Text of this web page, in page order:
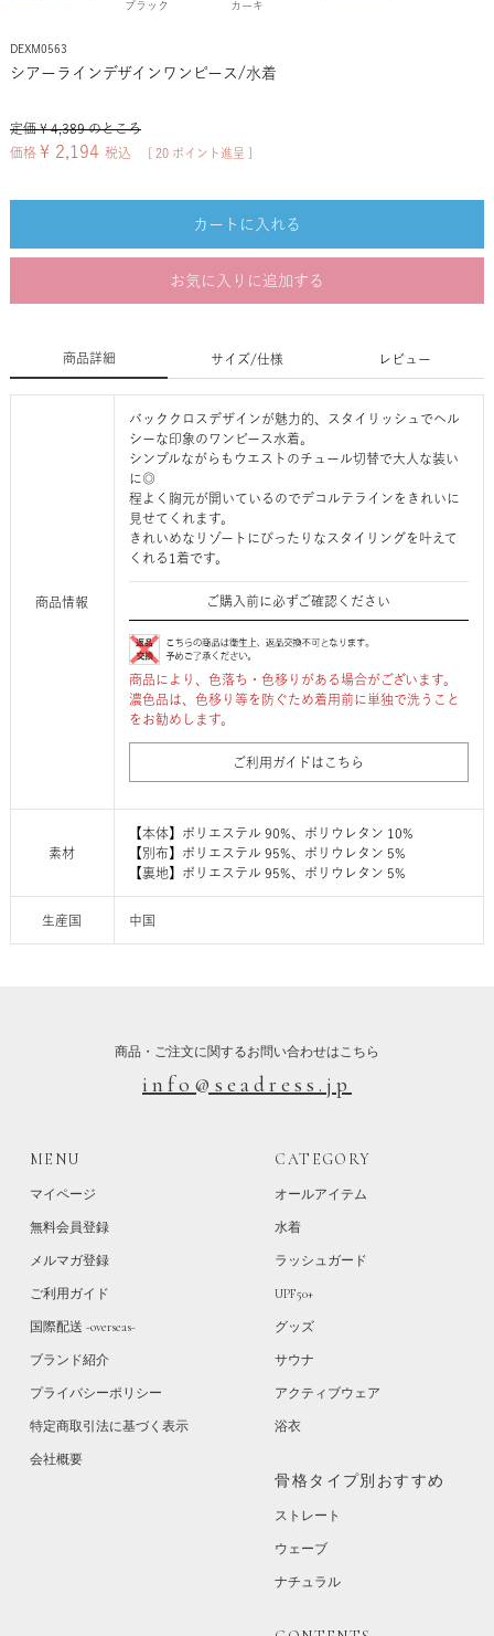
ブラック カーキ
DEXM0563
シアーラインデザインワンピース/水着
定価 ¥ 4,389 のところ
価格 ¥ 2,194 税込 20 ポイント進呈 ]
カートに入れる
お気に入りに追加する
商品詳細 サイズ/仕様 レビュー
商品情報
バッククロスデザインが魅力的、スタイリッシュでヘル
シーな印象のワンピース水着。
シンプルながらもウエストのチュール切替で大人な装い
に◎
程よく胸元が開いているのでデコルテラインをきれいに
見せてくれます。
きれいめなリゾートにぴったりなスタイリングを叶えて
くれる1着です。
ご購入前に必ずご確認ください
商品により、色落ち・色移りがある場合がございます。
濃色品は、色移り等を防ぐため着用前に単独で洗うこと
をお勧めします。
ご利用ガイドはこちら
素材
【本体】ポリエステル 90%、ポリウレタン 10%
【別布】ポリエステル 95%、ポリウレタン 5%
【裏地】ポリエステル 95%、ポリウレタン 5%
生産国 中国
商品・ご注文に関するお問い合わせはこちら
info@seadress.jp
MENU
マイページ
無料会員登録
メルマガ登録
ご利用ガイド
国際配送 -overseas-
ブランド紹介
プライバシーポリシー
特定商取引法に基づく表示
会社概要
CATEGORY
オールアイテム
水着
ラッシュガード
UPF50+
グッズ
サウナ
アクティブウェア
浴衣
骨格タイプ別おすすめ
ストレート
ウェーブ
ナチュラル